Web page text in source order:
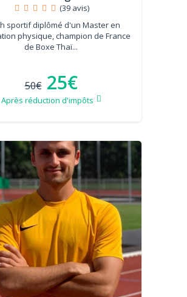
(39 avis)
sportif diplômé d'un Master en
physique, champion de France
de Boxe Thaï...
50€ 25€
Après réduction d'impôts